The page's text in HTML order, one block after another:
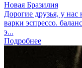
Новая Бразилия
Дорогие друзья, у
варки эспрессо.
э...
Подробнее